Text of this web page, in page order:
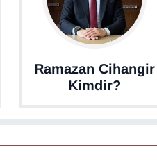
Ramazan Cihangir
Kimdir?